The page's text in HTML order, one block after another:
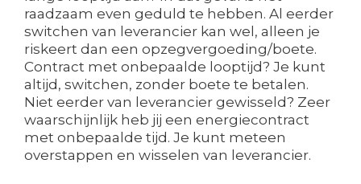
raadzaam even geduld te hebben. Al eerder
switchen van leverancier kan wel, alleen je
riskeert dan een opzegvergoeding/boete.
Contract met onbepaalde looptijd? Je kunt
altijd, switchen, zonder boete te betalen.
Niet eerder van leverancier gewisseld? Zeer
waarschijnlijk heb jij een energiecontract
met onbepaalde tijd. Je kunt meteen
overstappen en wisselen van leverancier.